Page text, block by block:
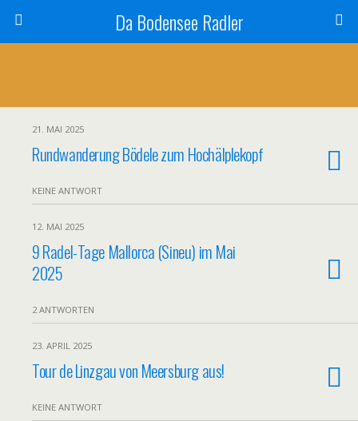
Da Bodensee Radler
21. MAI 2025
Rundwanderung Bödele zum Hochälplekopf
KEINE ANTWORT
12. MAI 2025
9 Radel-Tage Mallorca (Sineu) im Mai
2025
2 ANTWORTEN
23. APRIL 2025
Tour de Linzgau von Meersburg aus!
KEINE ANTWORT